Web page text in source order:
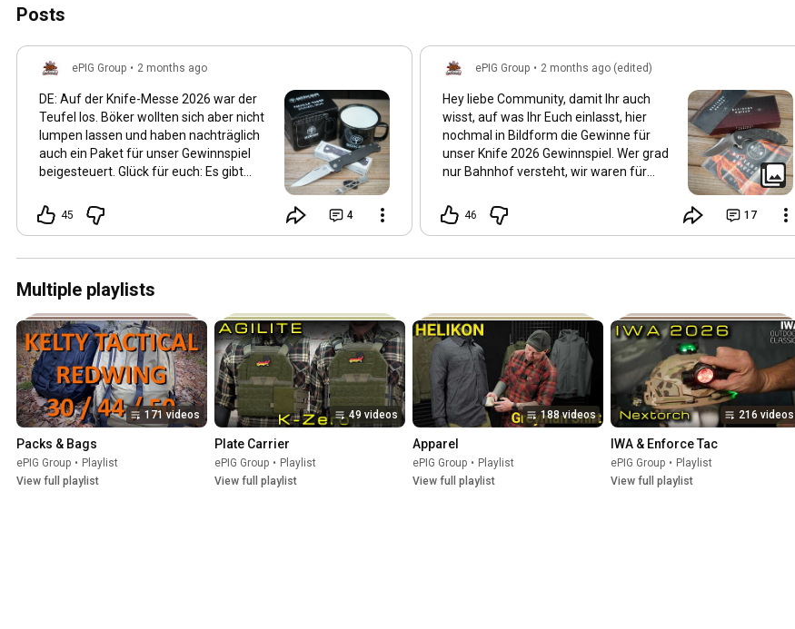
Posts
ePIG Group • 2 months ago
DE: Auf der Knife-Messe 2026 war der
Teufel los. Böker wollten sich aber nicht
lumpen lassen und haben nachträglich
auch ein Paket für unser Gewinnspiel
beigesteuert. Glück für euch: Es gibt
BIG und etwas Merch. Danke, Böker. EN:⁠
The trade show was absolutely wild.⁠ But
ended up contributing a prize package
for our giveaway as well.⁠ Lucky for you:
there’s something else awesome
included.⁠ ⁠ A Böker Atlas BIG and some
merch.⁠ ⁠ Thanks, Böker.⁠#böker
#Knife2026#Gewinnspiel
45 4
ePIG Group • 2 months ago (edited)
Hey liebe Community, damit Ihr auch
wisst, auf was Ihr Euch einlasst, hier
nochmal in Bildform die Gewinne für
unser Knife 2026 Gewinnspiel. Wer grad
nur Bahnhof versteht, wir waren für
Solingen und möchten Euch unseren
Tag in Bewegtbildcontent zeigen. Wir
Follow & Kommentar ist automatisch ein
weiteren Regeln findet ihr in der
Videobeschreibung. Wir wünschen allen
Teilnehmern viel Glück. Denkt daran, die
Teilnahme ist ab 18 Jahren. Wir
bedanken uns auch nochmal ganz
herzlich vom kompletten ePIG Team bei
allen Herstellern/Spendern für die tollen
Preise!! Ihr seid Super!
46 17
Multiple playlists
171 videos
Packs & Bags
ePIG Group • Playlist
View full playlist
49 videos
Plate Carrier
ePIG Group • Playlist
View full playlist
188 videos
Apparel
ePIG Group • Playlist
View full playlist
216 videos
IWA & Enforce Tac
ePIG Group • Playlist
View full playlist